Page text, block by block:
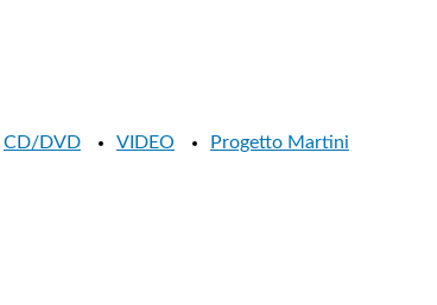
CD/DVD VIDEO Progetto Martini